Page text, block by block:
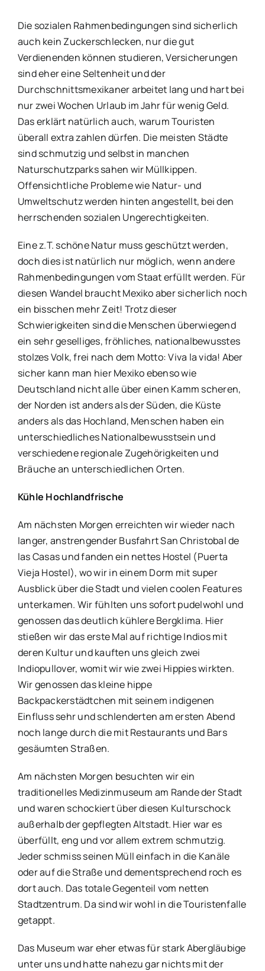
Die sozialen Rahmenbedingungen sind sicherlich
auch kein Zuckerschlecken, nur die gut
Verdienenden können studieren, Versicherungen
sind eher eine Seltenheit und der
Durchschnittsmexikaner arbeitet lang und hart bei
nur zwei Wochen Urlaub im Jahr für wenig Geld.
Das erklärt natürlich auch, warum Touristen
überall extra zahlen dürfen. Die meisten Städte
sind schmutzig und selbst in manchen
Naturschutzparks sahen wir Müllkippen.
Offensichtliche Probleme wie Natur- und
Umweltschutz werden hinten angestellt, bei den
herrschenden sozialen Ungerechtigkeiten.
Eine z.T. schöne Natur muss geschützt werden,
doch dies ist natürlich nur möglich, wenn andere
Rahmenbedingungen vom Staat erfüllt werden. Für
diesen Wandel braucht Mexiko aber sicherlich noch
ein bisschen mehr Zeit! Trotz dieser
Schwierigkeiten sind die Menschen überwiegend
ein sehr geselliges, fröhliches, nationalbewusstes
stolzes Volk, frei nach dem Motto: Viva la vida! Aber
sicher kann man hier Mexiko ebenso wie
Deutschland nicht alle über einen Kamm scheren,
der Norden ist anders als der Süden, die Küste
anders als das Hochland, Menschen haben ein
unterschiedliches Nationalbewusstsein und
verschiedene regionale Zugehörigkeiten und
Bräuche an unterschiedlichen Orten.
Kühle Hochlandfrische
Am nächsten Morgen erreichten wir wieder nach
langer, anstrengender Busfahrt San Christobal de
las Casas und fanden ein nettes Hostel (Puerta
Vieja Hostel), wo wir in einem Dorm mit super
Ausblick über die Stadt und vielen coolen Features
unterkamen. Wir fühlten uns sofort pudelwohl und
genossen das deutlich kühlere Bergklima. Hier
stießen wir das erste Mal auf richtige Indios mit
deren Kultur und kauften uns gleich zwei
Indiopullover, womit wir wie zwei Hippies wirkten.
Wir genossen das kleine hippe
Backpackerstädtchen mit seinem indigenen
Einfluss sehr und schlenderten am ersten Abend
noch lange durch die mit Restaurants und Bars
gesäumten Straßen.
Am nächsten Morgen besuchten wir ein
traditionelles Medizinmuseum am Rande der Stadt
und waren schockiert über diesen Kulturschock
außerhalb der gepflegten Altstadt. Hier war es
überfüllt, eng und vor allem extrem schmutzig.
Jeder schmiss seinen Müll einfach in die Kanäle
oder auf die Straße und dementsprechend roch es
dort auch. Das totale Gegenteil vom netten
Stadtzentrum. Da sind wir wohl in die Touristenfalle
getappt.
Das Museum war eher etwas für stark Abergläubige
unter uns und hatte nahezu gar nichts mit der